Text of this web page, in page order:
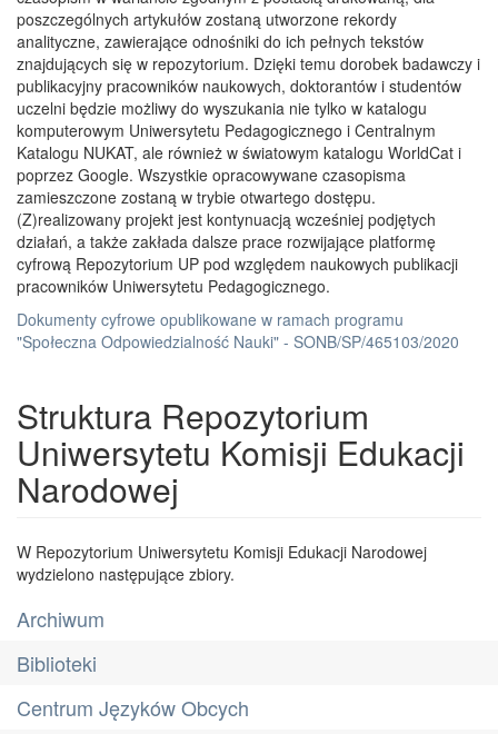
poszczególnych artykułów zostaną utworzone rekordy
analityczne, zawierające odnośniki do ich pełnych tekstów
znajdujących się w repozytorium. Dzięki temu dorobek badawczy i
publikacyjny pracowników naukowych, doktorantów i studentów
uczelni będzie możliwy do wyszukania nie tylko w katalogu
komputerowym Uniwersytetu Pedagogicznego i Centralnym
Katalogu NUKAT, ale również w światowym katalogu WorldCat i
poprzez Google. Wszystkie opracowywane czasopisma
zamieszczone zostaną w trybie otwartego dostępu.
(Z)realizowany projekt jest kontynuacją wcześniej podjętych
działań, a także zakłada dalsze prace rozwijające platformę
cyfrową Repozytorium UP pod względem naukowych publikacji
pracowników Uniwersytetu Pedagogicznego.
Dokumenty cyfrowe opublikowane w ramach programu
"Społeczna Odpowiedzialność Nauki" - SONB/SP/465103/2020
Struktura Repozytorium
Uniwersytetu Komisji Edukacji
Narodowej
W Repozytorium Uniwersytetu Komisji Edukacji Narodowej
wydzielono następujące zbiory.
Archiwum
Biblioteki
Centrum Języków Obcych